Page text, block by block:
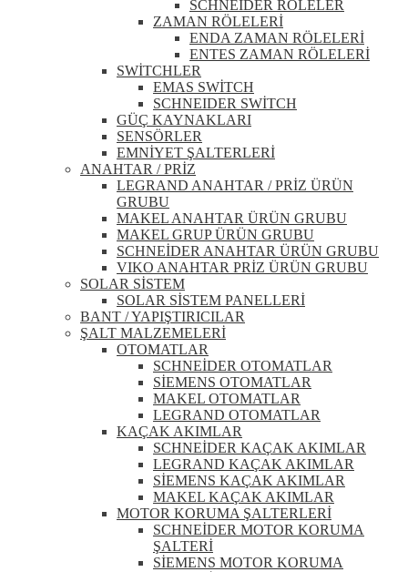
SCHNEİDER RÖLELER
ZAMAN RÖLELERİ
ENDA ZAMAN RÖLELERİ
ENTES ZAMAN RÖLELERİ
SWİTCHLER
EMAS SWİTCH
SCHNEIDER SWİTCH
GÜÇ KAYNAKLARI
SENSÖRLER
EMNİYET ŞALTERLERİ
ANAHTAR / PRİZ
LEGRAND ANAHTAR / PRİZ ÜRÜN
GRUBU
MAKEL ANAHTAR ÜRÜN GRUBU
MAKEL GRUP ÜRÜN GRUBU
SCHNEİDER ANAHTAR ÜRÜN GRUBU
VIKO ANAHTAR PRİZ ÜRÜN GRUBU
SOLAR SİSTEM
SOLAR SİSTEM PANELLERİ
BANT / YAPIŞTIRICILAR
ŞALT MALZEMELERİ
OTOMATLAR
SCHNEİDER OTOMATLAR
SİEMENS OTOMATLAR
MAKEL OTOMATLAR
LEGRAND OTOMATLAR
KAÇAK AKIMLAR
SCHNEİDER KAÇAK AKIMLAR
LEGRAND KAÇAK AKIMLAR
SİEMENS KAÇAK AKIMLAR
MAKEL KAÇAK AKIMLAR
MOTOR KORUMA ŞALTERLERİ
SCHNEİDER MOTOR KORUMA
ŞALTERİ
SİEMENS MOTOR KORUMA